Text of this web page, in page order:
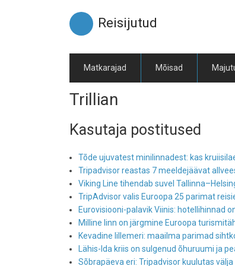
Reisijutud
Matkarajad Mõisad
Trillian
Kasutaja postitused
Tõde ujuvatest minilinnadest: kas
Tripadvisor reastas 7 meeldejäävat
Viking Line tihendab suvel
TripAdvisor valis Euroopa 25 parimat
Eurovisiooni-palavik Viinis: hotellihinnad
Milline linn on järgmine Euroopa
Kevadine lillemeri: maailma parimad
Lähis-Ida kriis on sulgenud õhuruumi ja
Sõbrapäeva eri: Tripadvisor kuulutas